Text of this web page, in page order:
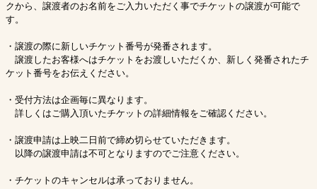
クから、譲渡者のお名前をご入力いただく事でチケットの譲渡が可能で
す。
・譲渡の際に新しいチケット番号が発番されます。
譲渡したお客様へはチケットをお渡しいただくか、新しく発番されたチ
ケット番号をお伝えください。
・受付方法は企画毎に異なります。
詳しくはご購入頂いたチケットの詳細情報をご確認ください。
・譲渡申請は上映二日前で締め切らせていただきます。
以降の譲渡申請は不可となりますのでご注意ください。
・チケットのキャンセルは承っておりません。